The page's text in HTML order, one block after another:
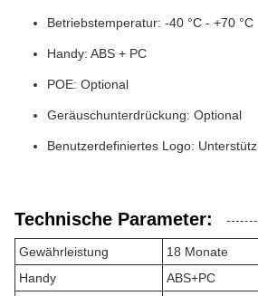
Betriebstemperatur: -40 °C - +70 °C
Handy: ABS + PC
POE: Optional
Geräuschunterdrückung: Optional
Benutzerdefiniertes Logo:
Technische Parameter:
Gewährleistung
18 Monate
Handy
ABS+PC